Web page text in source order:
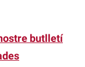
butlletí